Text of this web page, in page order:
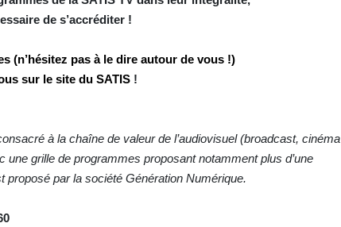
de s’accréditer !
(n’hésitez pas à le dire autour de vous !)
sur le site du SATIS!
à la chaîne de valeur de l’audiovisuel (broadcast, cinéma
grille de programmes proposant notamment plus d’une
proposé par la société Génération Numérique.